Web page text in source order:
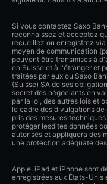
Si vous contactez Saxo
reconnaissez et acceptez
recueillez ou enregistrez
moyen de communication
peuvent être transmises à
en Suisse et à l'étranger et
traitées par eux ou Saxo
(Suisse) SA de ses
secret des négociants en
par la loi, des autres lois et
le cadre des divulgations de
pris des mesures
protéger lesdites données
autorisés et appliquera des
une protection adéquate
Apple, iPad et iPhone sont
enregistrées aux États-Unis